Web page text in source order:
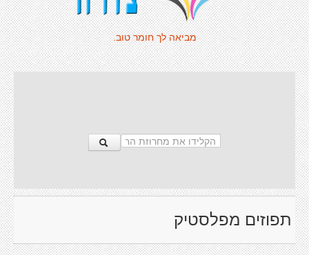
מביאה לך חומר טוב.
תפוזים מפלסטיק